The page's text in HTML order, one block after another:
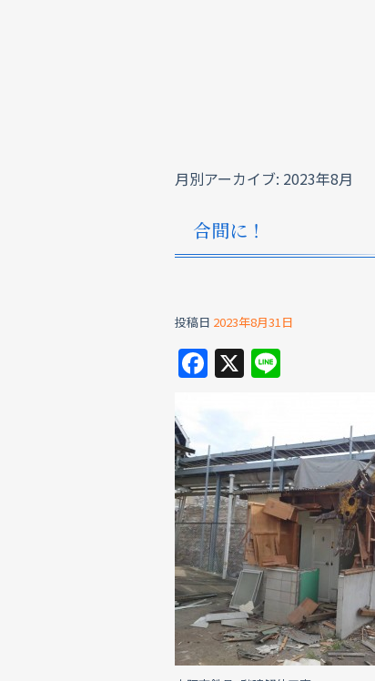
月別アーカイブ: 2023年8月
合間に！
投稿日 2023年8月31日
F
a
c
e
b
o
o
k
X